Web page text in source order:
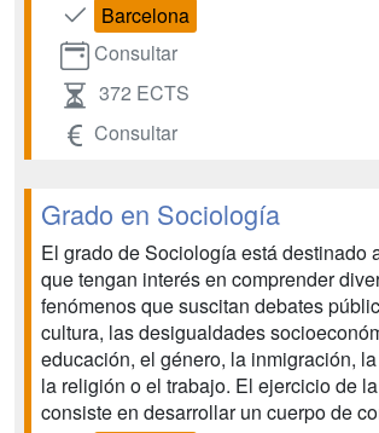
Barcelona
Consultar
372 ECTS
Consultar
Grado en Sociología
El grado de Sociología está destinado
que tengan interés en comprender
fenómenos que suscitan debates
cultura, las desigualdades
educación, el género, la inmigración,
la religión o el trabajo. El ejercicio de
consiste en desarrollar un cuerpo de